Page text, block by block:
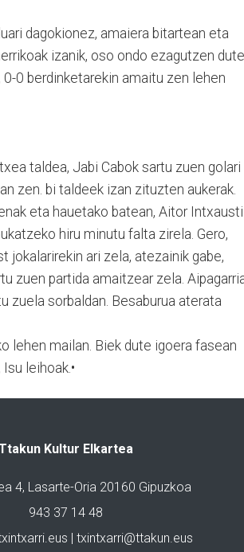
dagokionez, amaiera bitartean eta
izanik, oso ondo ezagutzen
0 berdinketarekin amaitu zen lehen
taldea, Jabi Cabok sartu zuen golari
zen. bi taldeek izan zituzten aukerak.
eta hauetako batean, Aitor Intxausti
hiru minutu falta zirela. Gero,
jokalarirekin ari zela, atezainik gabe,
zuen partida amaitzear zela.
zuela sorbaldan. Besaburua aterata
lehen mailan. Biek dute igoera fasean
leihoak.•
Kultur Elkartea
4, Lasarte-Oria 20160 Gipuzkoa
943 37 14 48
| txintxarri@ttakun.eus